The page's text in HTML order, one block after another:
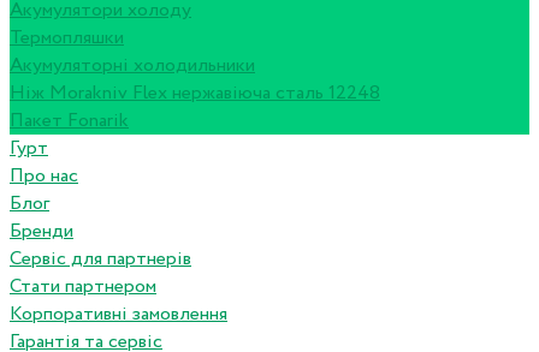
Акумулятори холоду
Термопляшки
Акумуляторні холодильники
Ніж Morakniv Flex нержавіюча сталь 12248
Пакет Fonarik
Гурт
Про нас
Блог
Бренди
Сервіс для партнерів
Стати партнером
Корпоративні замовлення
Гарантія та сервіс